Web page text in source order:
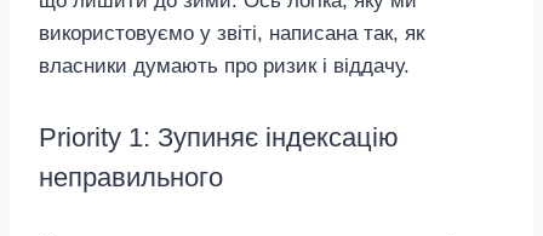
використовуємо у звіті, написана так, як
власники думають про ризик і віддачу.
Priority 1: Зупиняє індексацію
неправильного